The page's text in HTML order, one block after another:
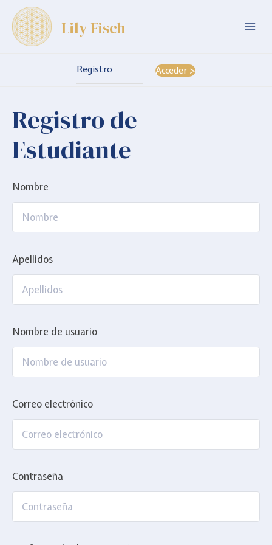
contenido
Lily Fisch
Registro Acceder >
Registro de
Estudiante
Nombre
Apellidos
Nombre de usuario
Correo electrónico
Contraseña